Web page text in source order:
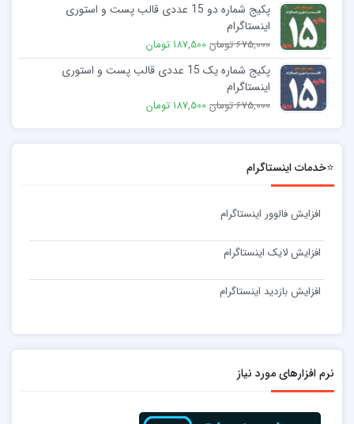
پکیج شماره دو 15 عددی قالب پست و استوری
اینستاگرام
675,000 تومان 187,500 تومان
پکیج شماره یک 15 عددی قالب پست و استوری
اینستاگرام
675,000 تومان 187,500 تومان
⭐خدمات اینستاگرام
افزایش فالوور اینستاگرام
افزایش لایک اینستاگرام
افزایش بازدید اینستاگرام
نرم افزارهای مورد نیاز